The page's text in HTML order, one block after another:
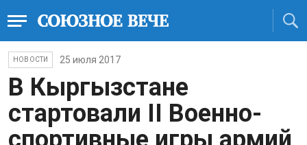
НОВОСТИ 25 июля 2017
В Кыргызстане
стартовали II Военно-